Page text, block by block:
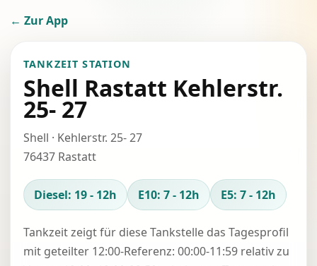
← Zur App
TANKZEIT STATION
Shell Rastatt Kehlerstr.
25- 27
Shell · Kehlerstr. 25- 27
76437 Rastatt
Diesel: 19 - 12h E10: 7 - 12h E5: 7 - 12h
Tankzeit zeigt für diese Tankstelle das Tagesprofil
mit geteilter 12:00-Referenz: 00:00-11:59 relativ zu